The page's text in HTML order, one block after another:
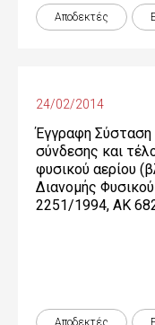
Αποδεκτές
24/02/2014
Έγγραφη Σύσταση
σύνδεσης και
φυσικού αερίου
Διανομής
2251/1994, ΑΚ
Αποδεκτές